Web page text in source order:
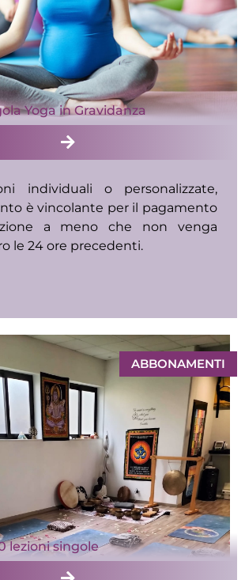
Yoga in Gravidanza
individuali o personalizzate,
è vincolante per il pagamento
a meno che non venga
le 24 ore precedenti.
ABBONAMENTI
lezioni singole